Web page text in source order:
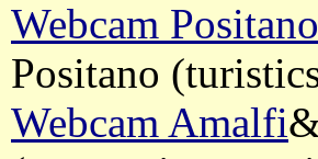
Webcam Positano
Positano
Webcam Amalfi